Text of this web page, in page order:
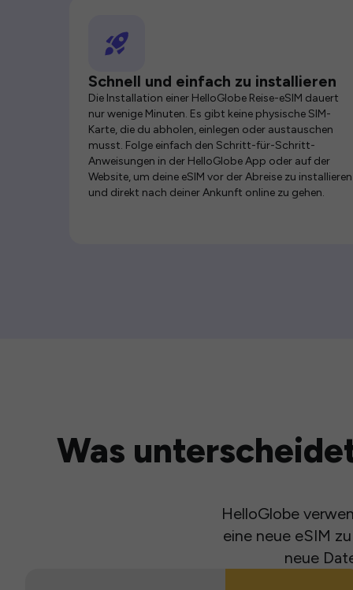
Schnell und einfach zu installieren
Die Installation einer HelloGlobe Reise-eSIM dauert
nur wenige Minuten. Es gibt keine physische SIM-
Karte, die du abholen, einlegen oder austauschen
musst. Folge einfach den Schritt-für-Schritt-
Anweisungen in der HelloGlobe App oder auf der
Website, um deine eSIM vor der Abreise zu installieren
und direkt nach deiner Ankunft online zu gehen.
Was
HelloGlobe
eine neue eSIM
neue